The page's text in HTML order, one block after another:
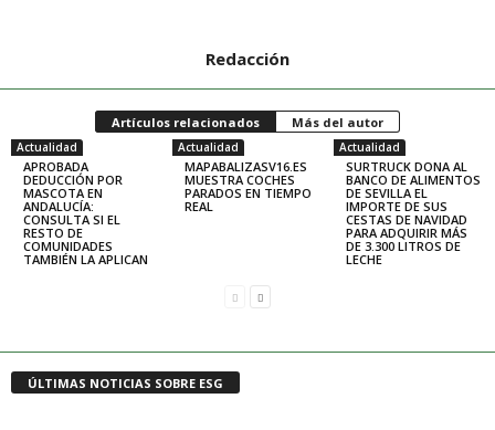
Redacción
Artículos relacionados Más del autor
Actualidad
APROBADA
DEDUCCIÓN POR
MASCOTA EN
ANDALUCÍA:
CONSULTA SI EL
RESTO DE
COMUNIDADES
TAMBIÉN LA APLICAN
Actualidad
MAPABALIZASV16.ES
MUESTRA COCHES
PARADOS EN TIEMPO
REAL
Actualidad
SURTRUCK DONA AL
BANCO DE ALIMENTOS
DE SEVILLA EL
IMPORTE DE SUS
CESTAS DE NAVIDAD
PARA ADQUIRIR MÁS
DE 3.300 LITROS DE
LECHE
ÚLTIMAS NOTICIAS SOBRE ESG